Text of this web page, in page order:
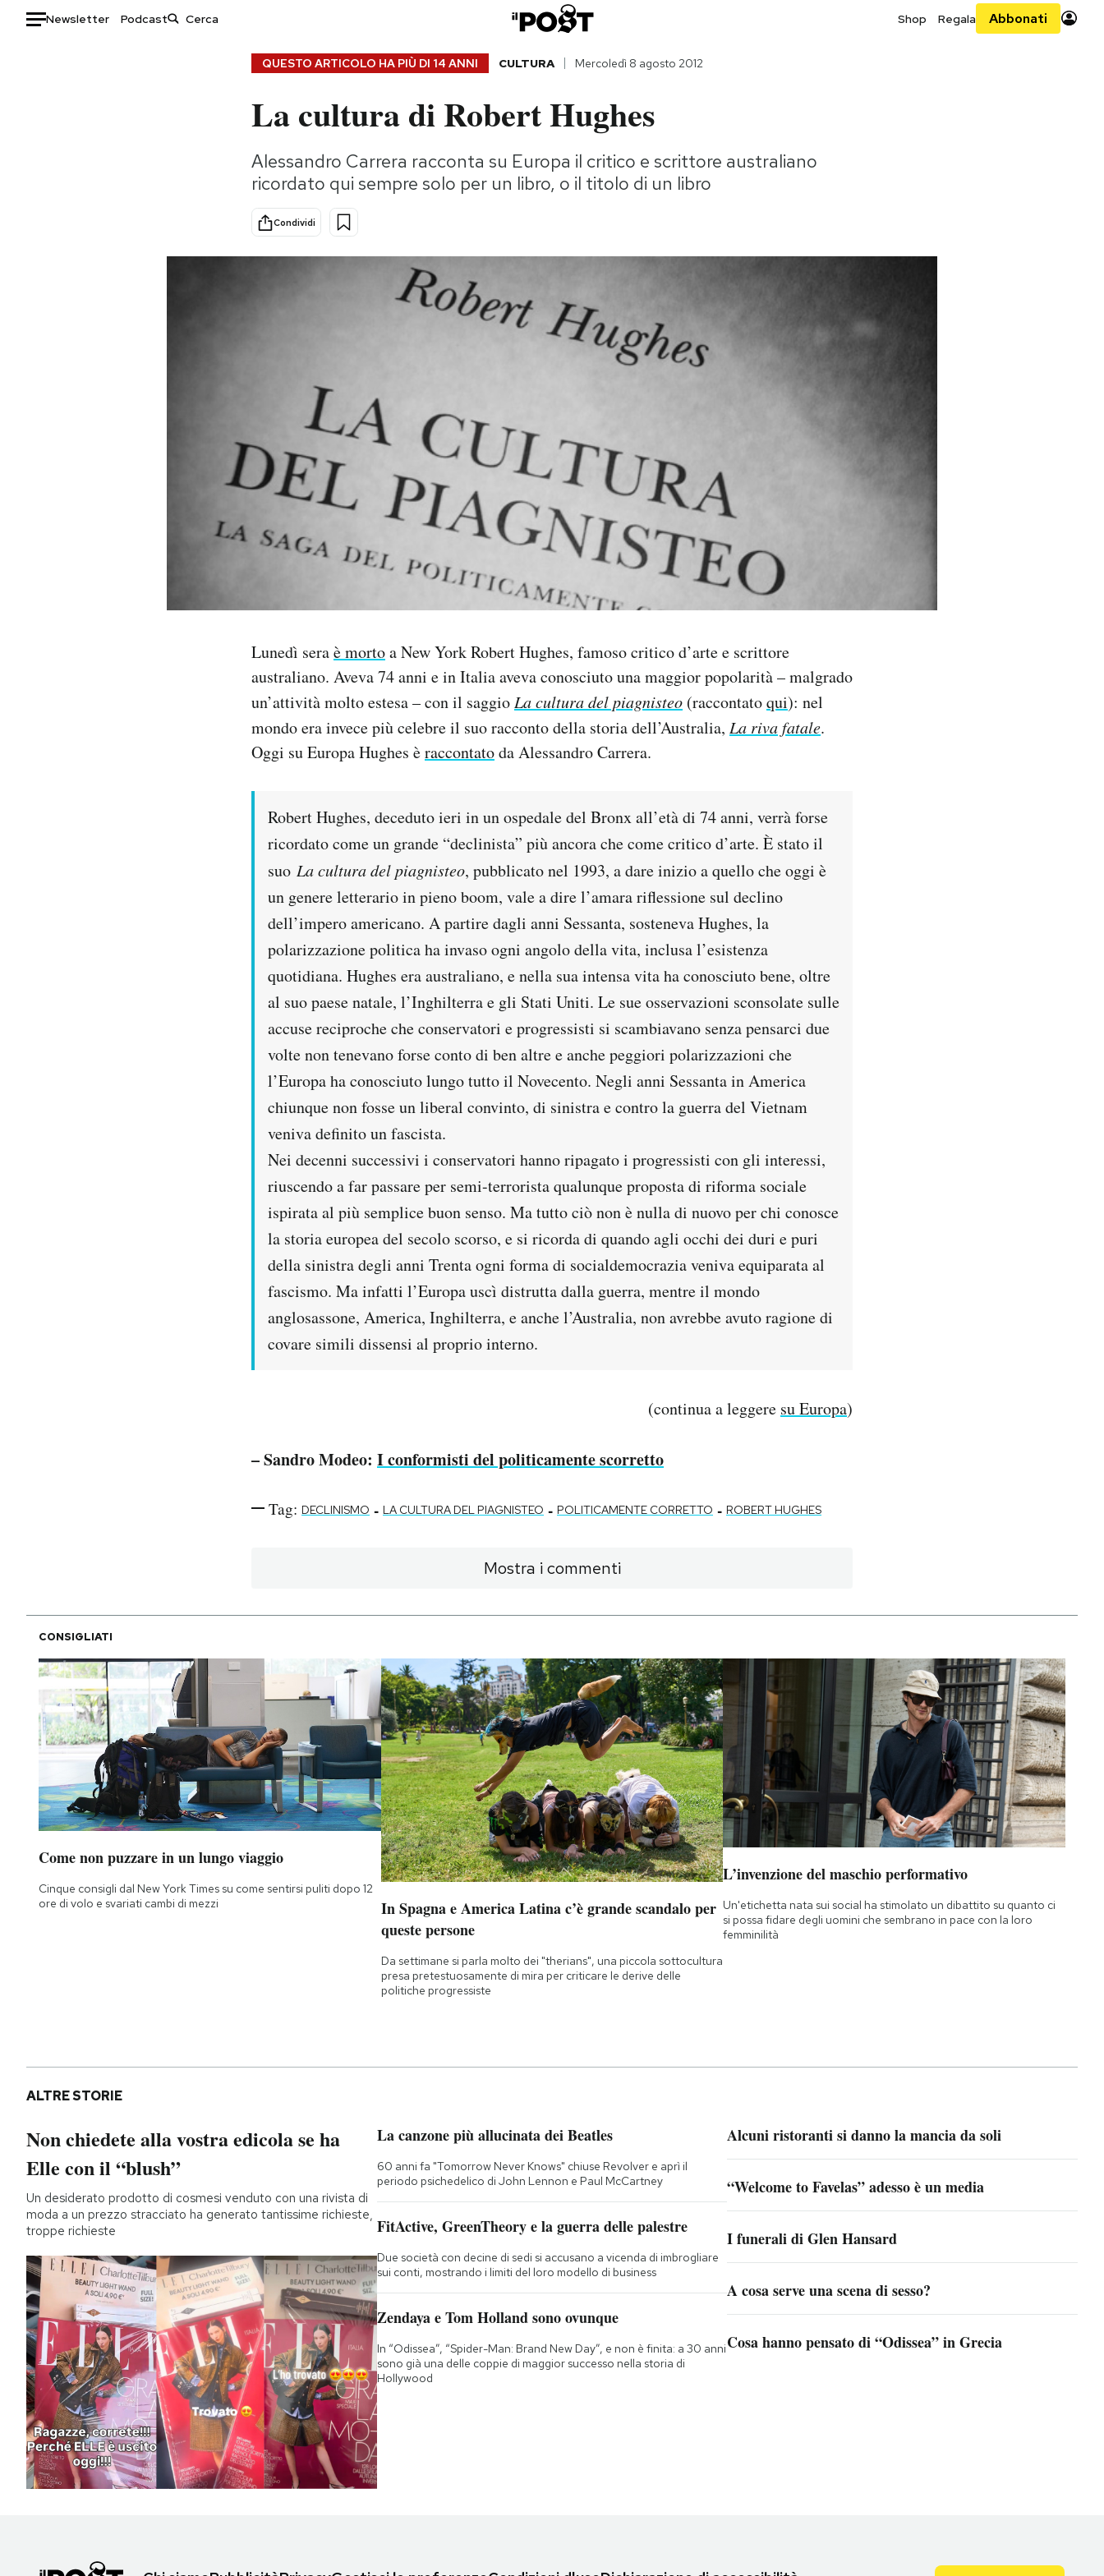
Newsletter Podcast Shop Regala Abbonati
Consumismi
Storie/Idee
Ok Boomer!
Media
QUESTO ARTICOLO HA PIÙ DI 14 ANNI CULTURA Mercoledì 8 agosto 2012
La cultura di Robert Hughes
Alessandro Carrera racconta su Europa il critico e scrittore australiano
ricordato qui sempre solo per un libro, o il titolo di un libro
Condividi
Lunedì seraè mortoa New York Robert Hughes, famoso critico d’arte e scrittore
australiano. Aveva 74 anni e in Italia aveva conosciuto una maggior popolarità – malgrado
un’attività molto estesa – con il saggio La cultura del piagnisteo (raccontatoqui): nel
mondo era invece più celebre il suo racconto della storia dell’Australia, La riva fatale.
Oggi su Europa Hughes èraccontatoda Alessandro Carrera.
Robert Hughes, deceduto ieri in un ospedale del Bronx all’età di 74 anni, verrà forse
ricordato come un grande “declinista” più ancora che come critico d’arte. È stato il
suo La cultura del piagnisteo, pubblicato nel 1993, a dare inizio a quello che oggi è
un genere letterario in pieno boom, vale a dire l’amara riflessione sul declino
dell’impero americano. A partire dagli anni Sessanta, sosteneva Hughes, la
polarizzazione politica ha invaso ogni angolo della vita, inclusa l’esistenza
quotidiana. Hughes era australiano, e nella sua intensa vita ha conosciuto bene, oltre
al suo paese natale, l’Inghilterra e gli Stati Uniti. Le sue osservazioni sconsolate sulle
accuse reciproche che conservatori e progressisti si scambiavano senza pensarci due
volte non tenevano forse conto di ben altre e anche peggiori polarizzazioni che
l’Europa ha conosciuto lungo tutto il Novecento. Negli anni Sessanta in America
chiunque non fosse un liberal convinto, di sinistra e contro la guerra del Vietnam
veniva definito un fascista.
Nei decenni successivi i conservatori hanno ripagato i progressisti con gli interessi,
riuscendo a far passare per semi-terrorista qualunque proposta di riforma sociale
ispirata al più semplice buon senso. Ma tutto ciò non è nulla di nuovo per chi conosce
la storia europea del secolo scorso, e si ricorda di quando agli occhi dei duri e puri
della sinistra degli anni Trenta ogni forma di socialdemocrazia veniva equiparata al
fascismo. Ma infatti l’Europa uscì distrutta dalla guerra, mentre il mondo
anglosassone, America, Inghilterra, e anche l’Australia, non avrebbe avuto ragione di
covare simili dissensi al proprio interno.
(continua a leggere su Europa)
– Sandro Modeo: I conformisti del politicamente scorretto
Tag: DECLINISMO - LA CULTURA DEL PIAGNISTEO - POLITICAMENTE CORRETTO - ROBERT HUGHES
Mostra i commenti
CONSIGLIATI
Come non puzzare in un lungo viaggio
Cinque consigli dal New York Times su come sentirsi puliti dopo 12
ore di volo e svariati cambi di mezzi
In Spagna e America Latina c’è grande scandalo per
queste persone
Da settimane si parla molto dei "therians", una piccola sottocultura
presa pretestuosamente di mira per criticare le derive delle
politiche progressiste
L’invenzione del maschio performativo
Un'etichetta nata sui social ha stimolato un dibattito su quanto ci
si possa fidare degli uomini che sembrano in pace con la loro
femminilità
ALTRE STORIE
Non chiedete alla vostra edicola se ha
Elle con il “blush”
Un desiderato prodotto di cosmesi venduto con una rivista di
moda a un prezzo stracciato ha generato tantissime richieste,
troppe richieste
La canzone più allucinata dei Beatles
60 anni fa "Tomorrow Never Knows" chiuse Revolver e aprì il
periodo psichedelico di John Lennon e Paul McCartney
FitActive, GreenTheory e la guerra delle palestre
Due società con decine di sedi si accusano a vicenda di imbrogliare
sui conti, mostrando i limiti del loro modello di business
Zendaya e Tom Holland sono ovunque
In “Odissea”, “Spider-Man: Brand New Day”, e non è finita: a 30 anni
sono già una delle coppie di maggior successo nella storia di
Hollywood
Alcuni ristoranti si danno la mancia da soli
“Welcome to Favelas” adesso è un media
I funerali di Glen Hansard
A cosa serve una scena di sesso?
Cosa hanno pensato di “Odissea” in Grecia